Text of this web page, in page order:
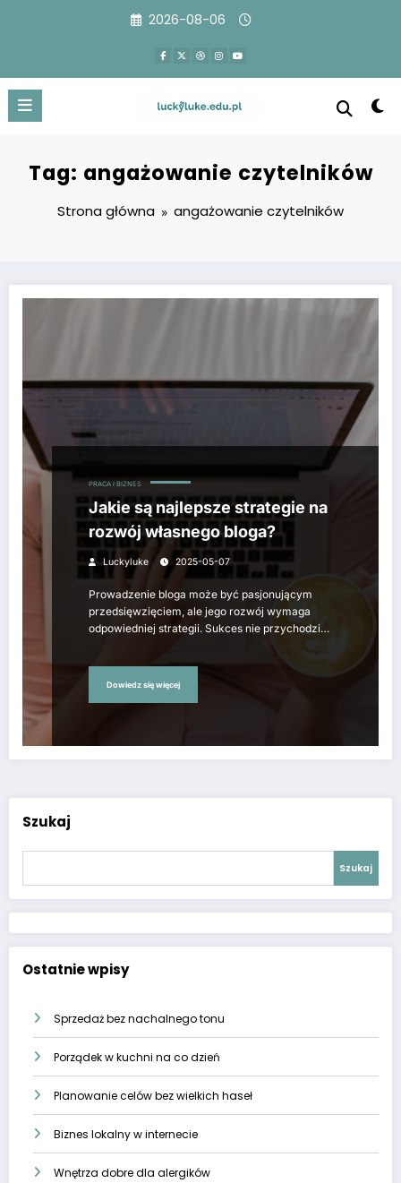
2026-08-06
Tag: angażowanie czytelników
Strona główna angażowanie czytelników
PRACA I BIZNES
Jakie są najlepsze strategie na
rozwój własnego bloga?
Luckyluke 2025-05-07
Prowadzenie bloga może być pasjonującym
przedsięwzięciem, ale jego rozwój wymaga
odpowiedniej strategii. Sukces nie przychodzi…
Dowiedz się więcej
Szukaj
Szukaj
Ostatnie wpisy
Sprzedaż bez nachalnego tonu
Porządek w kuchni na co dzień
Planowanie celów bez wielkich haseł
Biznes lokalny w internecie
Wnętrza dobre dla alergików